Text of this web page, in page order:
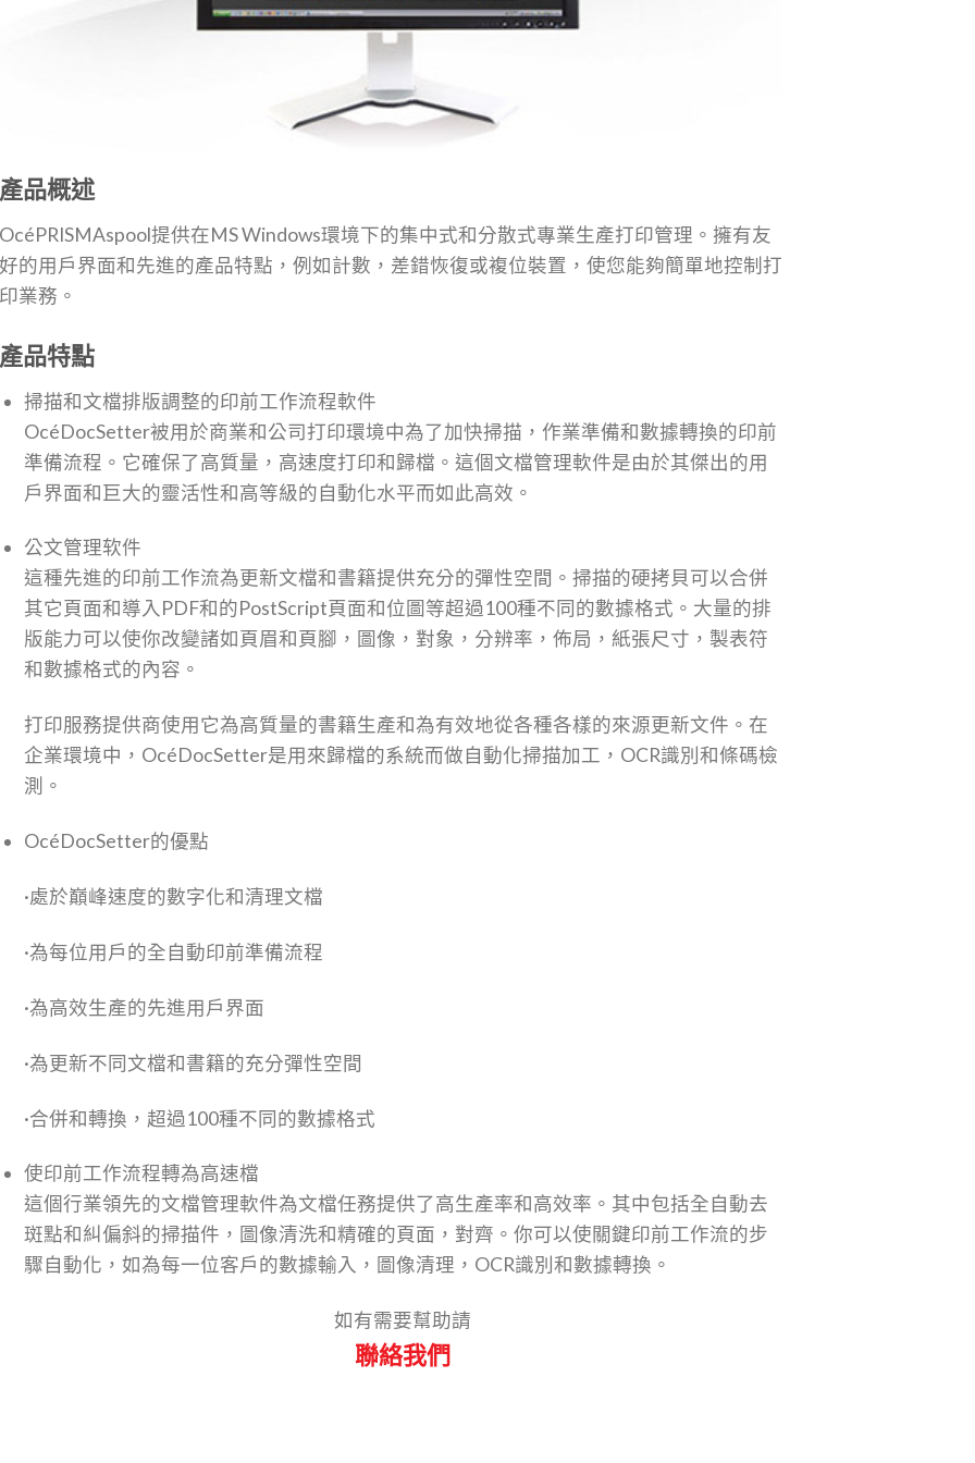
產品概述
OcéPRISMAspool提供在MS Windows環境下的集中式和分散式專業生產打印管理。擁有友
好的用戶界面和先進的產品特點，例如計數，差錯恢復或複位裝置，使您能夠簡單地控制打
印業務。
產品特點
掃描和文檔排版調整的印前工作流程軟件
OcéDocSetter被用於商業和公司打印環境中為了加快掃描，作業準備和數據轉換的印前
準備流程。它確保了高質量，高速度打印和歸檔。這個文檔管理軟件是由於其傑出的用
戶界面和巨大的靈活性和高等級的自動化水平而如此高效。
公文管理软件
這種先進的印前工作流為更新文檔和書籍提供充分的彈性空間。掃描的硬拷貝可以合併
其它頁面和導入PDF和的PostScript頁面和位圖等超過100種不同的數據格式。大量的排
版能力可以使你改變諸如頁眉和頁腳，圖像，對象，分辨率，佈局，紙張尺寸，製表符
和數據格式的內容。
打印服務提供商使用它為高質量的書籍生產和為有效地從各種各樣的來源更新文件。在
企業環境中，OcéDocSetter是用來歸檔的系統而做自動化掃描加工，OCR識別和條碼檢
測。
OcéDocSetter的優點
·處於巔峰速度的數字化和清理文檔
·為每位用戶的全自動印前準備流程
·為高效生產的先進用戶界面
·為更新不同文檔和書籍的充分彈性空間
·合併和轉換，超過100種不同的數據格式
使印前工作流程轉為高速檔
這個行業領先的文檔管理軟件為文檔任務提供了高生產率和高效率。其中包括全自動去
斑點和糾偏斜的掃描件，圖像清洗和精確的頁面，對齊。你可以使關鍵印前工作流的步
驟自動化，如為每一位客戶的數據輸入，圖像清理，OCR識別和數據轉換。
如有需要幫助請
聯絡我們